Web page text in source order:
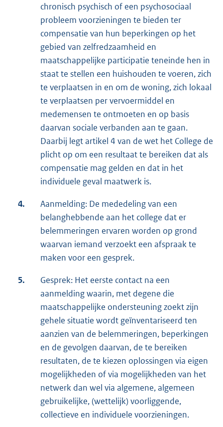
chronisch psychisch of een psychosociaal
probleem voorzieningen te bieden ter
compensatie van hun beperkingen op het
gebied van zelfredzaamheid en
maatschappelijke participatie teneinde hen in
staat te stellen een huishouden te voeren, zich
te verplaatsen in en om de woning, zich lokaal
te verplaatsen per vervoermiddel en
medemensen te ontmoeten en op basis
daarvan sociale verbanden aan te gaan.
Daarbij legt artikel 4 van de wet het College de
plicht op om een resultaat te bereiken dat als
compensatie mag gelden en dat in het
individuele geval maatwerk is.
4.
Aanmelding: De mededeling van een
belanghebbende aan het college dat er
belemmeringen ervaren worden op grond
waarvan iemand verzoekt een afspraak te
maken voor een gesprek.
5.
Gesprek: Het eerste contact na een
aanmelding waarin, met degene die
maatschappelijke ondersteuning zoekt zijn
gehele situatie wordt geïnventariseerd ten
aanzien van de belemmeringen, beperkingen
en de gevolgen daarvan, de te bereiken
resultaten, de te kiezen oplossingen via eigen
mogelijkheden of via mogelijkheden van het
netwerk dan wel via algemene, algemeen
gebruikelijke, (wettelijk) voorliggende,
collectieve en individuele voorzieningen.